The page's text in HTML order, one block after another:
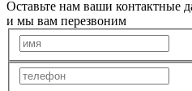
Оставьте нам ваши контактные
и мы вам перезвоним